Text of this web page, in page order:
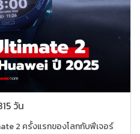
วัน
2 ครั้งแรกของโลกกับฟีเจอร์